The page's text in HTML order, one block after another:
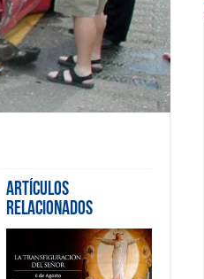
Artículos
Relacionados